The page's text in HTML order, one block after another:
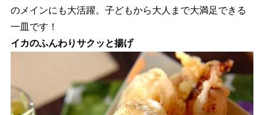
のメインにも大活躍。子どもから大人まで大満足できる
一皿です！
イカのふんわりサクッと揚げ